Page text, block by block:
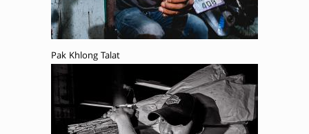
Pak Khlong Talat